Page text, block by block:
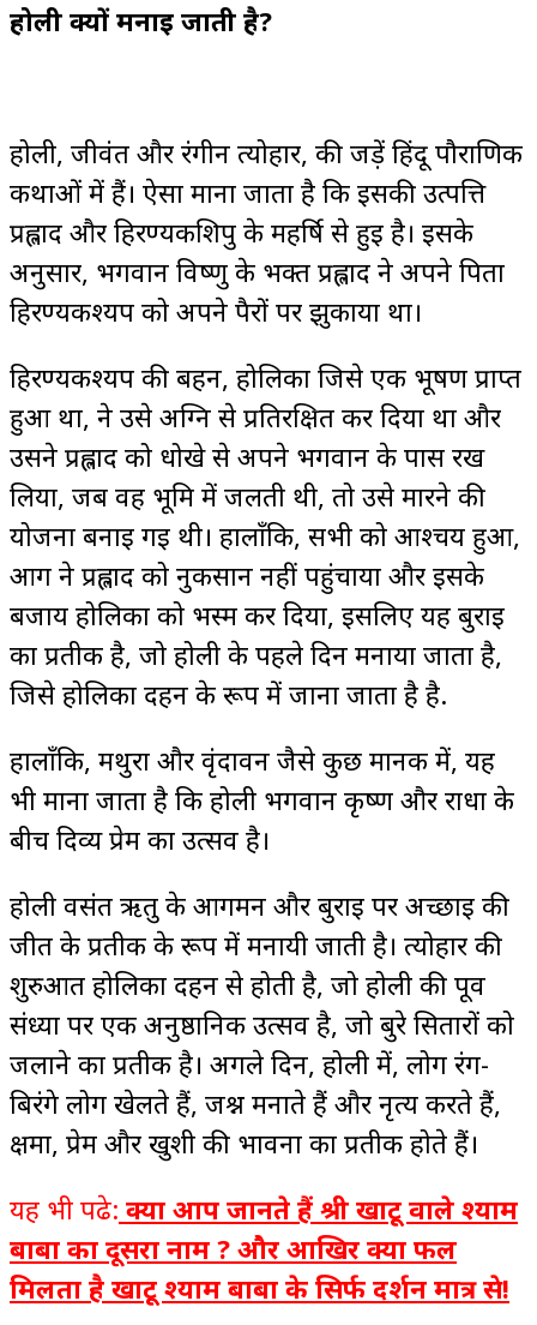
होली क्यों मनाई जाती है?
होली, जीवंत और रंगीन त्योहार, की जड़ें हिंदू पौराणिक
कथाओं में हैं। ऐसा माना जाता है कि इसकी उत्पत्ति
प्रह्लाद और हिरण्यकशिपु के महर्षि से हुई है। इसके
अनुसार, भगवान विष्णु के भक्त प्रह्लाद ने अपने पिता
हिरण्यकश्यप को अपने पैरों पर झुकाया था।
हिरण्यकश्यप की बहन, होलिका जिसे एक भूषण प्राप्त
हुआ था, ने उसे अग्नि से प्रतिरक्षित कर दिया था और
उसने प्रह्लाद को धोखे से अपने भगवान के पास रख
लिया, जब वह भूमि में जलती थी, तो उसे मारने की
योजना बनाई गई थी। हालाँकि, सभी को आश्चर्य हुआ,
आग ने प्रह्लाद को नुकसान नहीं पहुंचाया और इसके
बजाय होलिका को भस्म कर दिया, इसलिए यह बुराई
का प्रतीक है, जो होली के पहले दिन मनाया जाता है,
जिसे होलिका दहन के रूप में जाना जाता है है.
हालाँकि, मथुरा और वृंदावन जैसे कुछ मानक में, यह
भी माना जाता है कि होली भगवान कृष्ण और राधा के
बीच दिव्य प्रेम का उत्सव है।
होली वसंत ऋतु के आगमन और बुराई पर अच्छाई की
जीत के प्रतीक के रूप में मनायी जाती है। त्योहार की
शुरुआत होलिका दहन से होती है, जो होली की पूर्व
संध्या पर एक अनुष्ठानिक उत्सव है, जो बुरे सितारों को
जलाने का प्रतीक है। अगले दिन, होली में, लोग रंग-
बिरंगे लोग खेलते हैं, जश्न मनाते हैं और नृत्य करते हैं,
क्षमा, प्रेम और खुशी की भावना का प्रतीक होते हैं।
यह भी पढे: क्या आप जानते हैं श्री खाटू वाले श्याम
बाबा का दूसरा नाम ? और आखिर क्या फल
मिलता है खाटू श्याम बाबा के सिर्फ दर्शन मात्र से!